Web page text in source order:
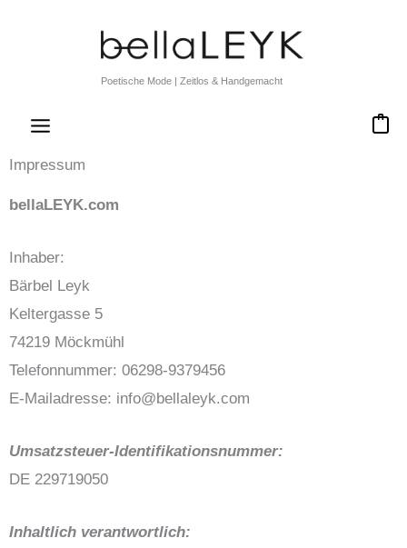
Poetische Mode | Zeitlos & Handgemacht
Impressum
bellaLEYK.com
Inhaber:
Bärbel Leyk
Keltergasse 5
74219 Möckmühl
Telefonnummer: 06298-9379456
E-Mailadresse: info@bellaleyk.com
Umsatzsteuer-Identifikationsnummer:
DE 229719050
Inhaltlich verantwortlich: